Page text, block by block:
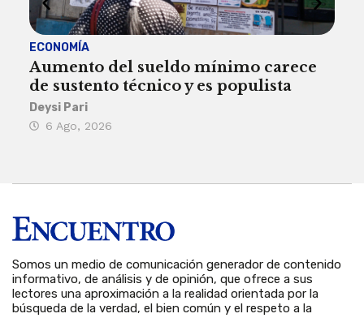
ECONOMÍA
Aumento del sueldo mínimo carece
de sustento técnico y es populista
Deysi Pari
6 Ago, 2026
Somos un medio de comunicación generador de contenido
informativo, de análisis y de opinión, que ofrece a sus
lectores una aproximación a la realidad orientada por la
búsqueda de la verdad, el bien común y el respeto a la